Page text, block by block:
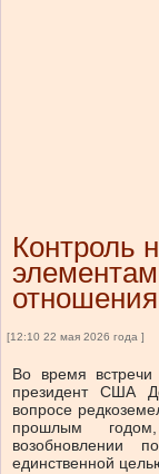
Контроль
[12:10 22 мая 2026 года ]
Во время
президент США
вопросе
прошлым
возобновлении
единственной